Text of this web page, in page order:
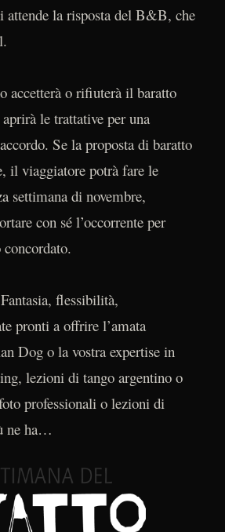
attende la risposta del B&B, che
accetterà o rifiuterà il baratto
le trattative per una
Se la proposta di baratto
il viaggiatore potrà fare le
settimana di novembre,
con sé l’occorrente per
flessibilità,
pronti a offrire l’amata
Dog o la vostra expertise in
lezioni di tango argentino o
professionali o lezioni di
ne ha…